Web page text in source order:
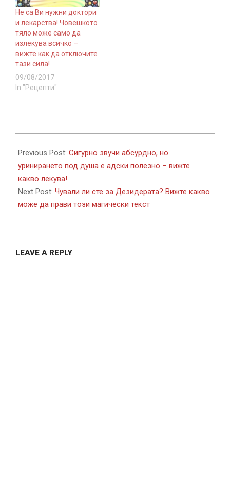
Не са Ви нужни доктори
и лекарства! Човешкото
тяло може само да
излекува всичко –
вижте как да отключите
тази сила!
09/08/2017
In "Рецепти"
09-
10
Previous Post: Сигурно звучи абсурдно, но
уринирането под душа е адски полезно – вижте
какво лекува!
Next Post: Чували ли сте за Дезидерата? Вижте какво
може да прави този магически текст
LEAVE A REPLY